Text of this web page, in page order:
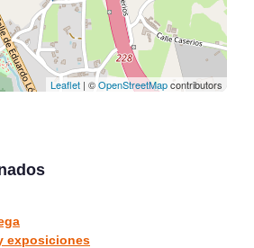
Leaflet | ©OpenStreetMapcontributors
exposiciones